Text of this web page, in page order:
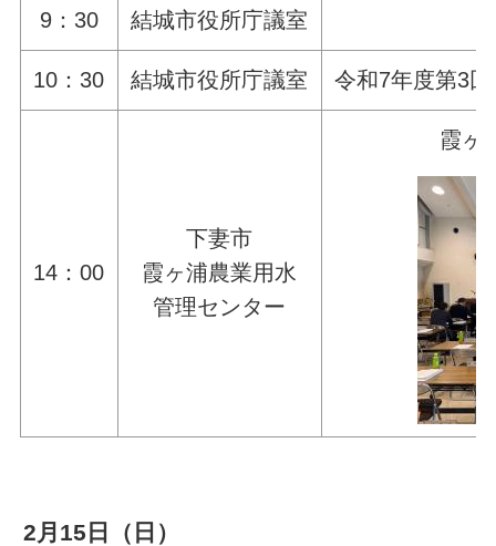
9：30
結城市役所庁議室
10：30 結城市役所庁議室 令和7年度第3
14：00
下妻市
霞ヶ浦農業用水
管理センター
霞ヶ
2月15日（日）